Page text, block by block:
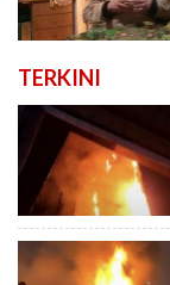
TERKINI